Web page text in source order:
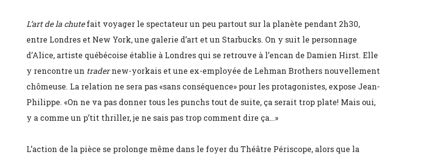
L’art de la chute fait voyager le spectateur un peu partout sur la planète pendant 2h30,
entre Londres et New York, une galerie d’art et un Starbucks. On y suit le personnage
d’Alice, artiste québécoise établie à Londres qui se retrouve à l’encan de Damien Hirst. Elle
y rencontre un trader new-yorkais et une ex-employée de Lehman Brothers nouvellement
chômeuse. La relation ne sera pas «sans conséquence» pour les protagonistes, expose Jean-
Philippe. «On ne va pas donner tous les punchs tout de suite, ça serait trop plate! Mais oui,
y a comme un p’tit thriller, je ne sais pas trop comment dire ça…»
L’action de la pièce se prolonge même dans le foyer du Théâtre Périscope, alors que la